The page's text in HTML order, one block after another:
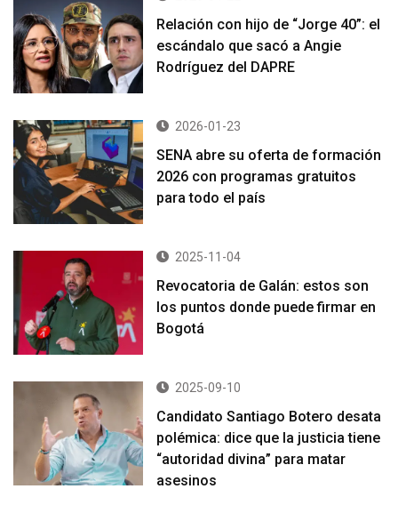
Relación con hijo de “Jorge 40”: el
escándalo que sacó a Angie
Rodríguez del DAPRE
2026-01-23
SENA abre su oferta de formación
2026 con programas gratuitos
para todo el país
2025-11-04
Revocatoria de Galán: estos son
los puntos donde puede firmar en
Bogotá
2025-09-10
Candidato Santiago Botero desata
polémica: dice que la justicia tiene
“autoridad divina” para matar
asesinos